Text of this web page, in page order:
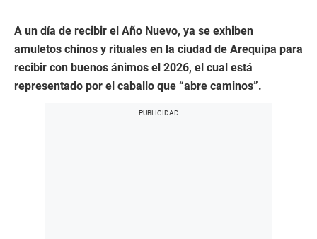
A un día de recibir el Año Nuevo, ya se exhiben
amuletos chinos y rituales en la ciudad de Arequipa para
recibir con buenos ánimos el 2026, el cual está
representado por el caballo que “abre caminos”.